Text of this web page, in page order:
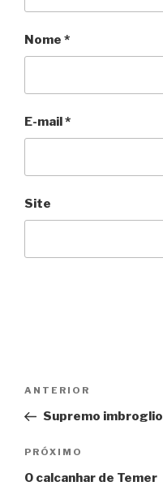
Nome *
E-mail*
Site
Post
Anterior
ANTERIOR
Supremo imbroglio
Próximo
PRÓXIMO
O calcanhar de Temer